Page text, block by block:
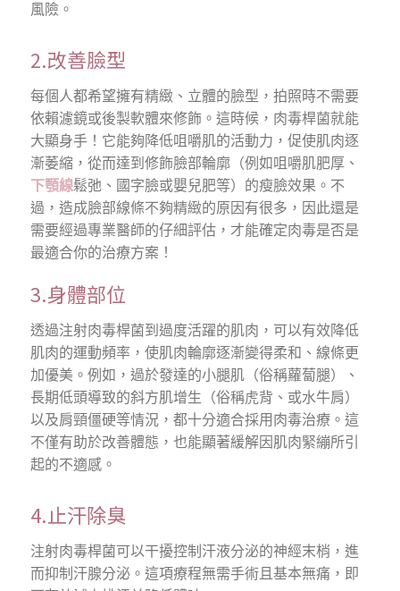
風險。
2.改善臉型
每個人都希望擁有精緻、立體的臉型，拍照時不需要
依賴濾鏡或後製軟體來修飾。這時候，肉毒桿菌就能
大顯身手！它能夠降低咀嚼肌的活動力，促使肌肉逐
漸萎縮，從而達到修飾臉部輪廓（例如咀嚼肌肥厚、
下顎線鬆弛、國字臉或嬰兒肥等）的瘦臉效果。不
過，造成臉部線條不夠精緻的原因有很多，因此還是
需要經過專業醫師的仔細評估，才能確定肉毒是否是
最適合你的治療方案！
3.身體部位
透過注射肉毒桿菌到過度活躍的肌肉，可以有效降低
肌肉的運動頻率，使肌肉輪廓逐漸變得柔和、線條更
加優美。例如，過於發達的小腿肌（俗稱蘿蔔腿）、
長期低頭導致的斜方肌增生（俗稱虎背、或水牛肩）
以及肩頸僵硬等情況，都十分適合採用肉毒治療。這
不僅有助於改善體態，也能顯著緩解因肌肉緊繃所引
起的不適感。
4.止汗除臭
注射肉毒桿菌可以干擾控制汗液分泌的神經末梢，進
而抑制汗腺分泌。這項療程無需手術且基本無痛，即